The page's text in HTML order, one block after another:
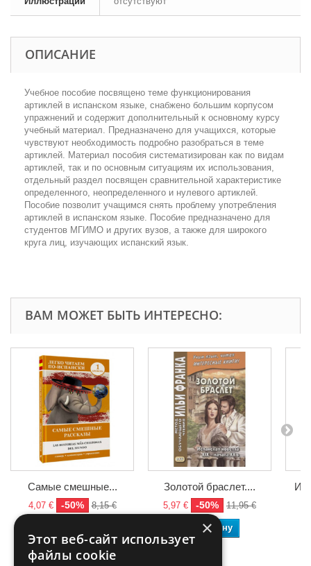
ОПИСАНИЕ
Учебное пособие посвящено теме функционирования
артиклей в испанском языке, снабжено большим корпусом
упражнений и содержит дополнительный к основному курсу
учебный материал. Предназначено для учащихся, которые
чувствуют необходимость подробно разобраться в теме
артиклей. Материал пособия систематизирован как по видам
артиклей, так и по основным ситуациям их использования,
отдельный раздел посвящен сравнительной характеристике
определенного, неопределенного и нулевого артиклей.
Пособие позволит учащимся снять проблему употребления
артиклей в испанском языке. Пособие предназначено для
студентов МГИМО и других вузов, а также для широкого
круга лиц, изучающих испанский язык.
ВАМ МОЖЕТ БЫТЬ ИНТЕРЕСНО:
Самые смешные...
4,07 € -50% 8,15 €
Золотой браслет....
5,97 € -50% 11,95 €
В корзину
×
Этот веб-сайт использует
файлы cookie